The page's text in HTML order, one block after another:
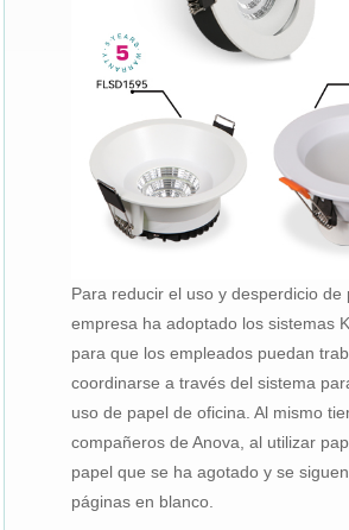
Para reducir el uso y desperdicio de
empresa ha adoptado los sistemas
para que los empleados puedan
coordinarse a través del sistema
uso de papel de oficina. Al mismo
compañeros de Anova, al utilizar
papel que se ha agotado y se
páginas en blanco.